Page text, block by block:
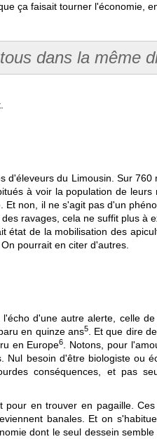
ça faisait tourner l'économie,
dans la même
du Limousin. Sur
à voir la population de
non, il ne s'agit pas d'un
ravages, cela ne suffit plus
état de la mobilisation des
pourrait en citer d'autres.
d'une autre alerte, celle
en quinze ans5. Et que dire
en Europe6. Notons, pour
Nul besoin d'être biologiste ou
conséquences, et pas
pour en trouver en pagaille.
banales. Et on
dont le seul dessein